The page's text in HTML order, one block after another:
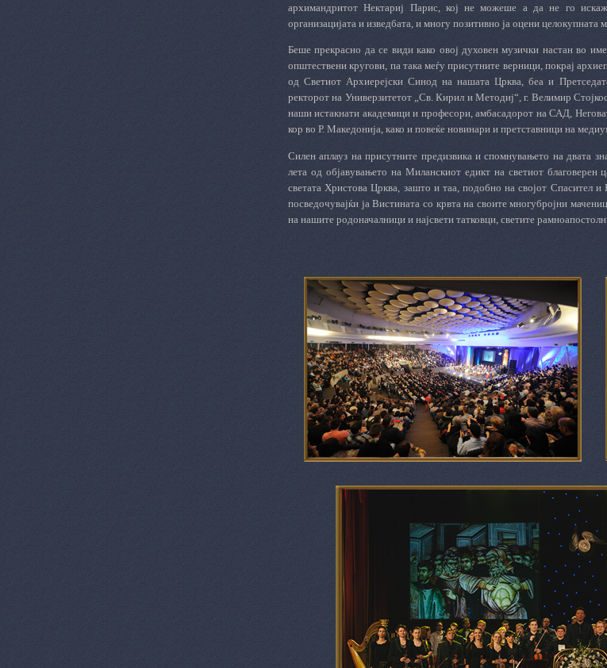
архимандритот Нектариј Парис, кој не можеше а да не го
организацијата и изведбата, и многу позитивно ја оцени целокупната
Беше прекрасно да се види како овој духовен музички настан во
општествени кругови, па така меѓу присутните верници, покрај
од Светиот Архиерејски Синод на нашата Црква, беа и
ректорот на Универзитетот „Св. Кирил и Методиј“, г. Велимир
наши истакнати академици и професори, амбасадорот на САД,
кор во Р. Македонија, како и повеќе новинари и претставници на
Силен аплауз на присутните предизвика и спомнувањето на двата
лета од објавувањето на Миланскиот едикт на светиот благоверен
светата Христова Црква, зашто и таа, подобно на својот Спасител
посведочувајќи ја Вистината со крвта на своите многубројни
на нашите родоначалници и најсвети татковци, светите